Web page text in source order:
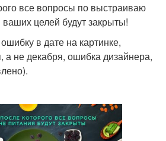
все вопросы по выстраиваю
целей будут закрыты!
в дате на картинке,
а не декабря, ошибка дизайнера,